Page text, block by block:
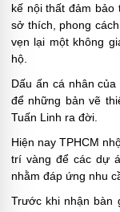
kế nội thất đảm bảo
sở thích, phong
vẹn lại một không
hộ.
Dấu ấn cá nhân
để những bản vẽ
Tuấn Linh ra đời.
Hiện nay TPHCM
trí vàng để các dự
nhằm đáp ứng nhu
Trước khi nhận bàn